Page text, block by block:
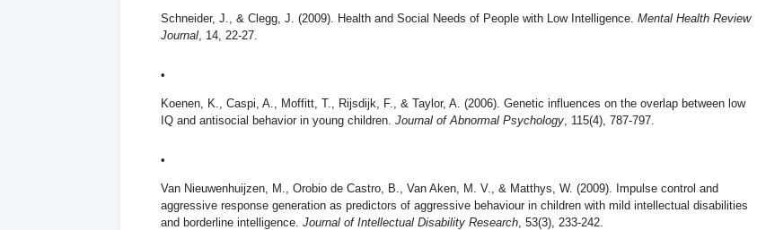
Schneider, J., & Clegg, J. (2009). Health and Social Needs of People with Low Intelligence. Mental Health Review
Journal , 14, 22-27.
Koenen, K., Caspi, A., Moffitt, T., Rijsdijk, F., & Taylor, A. (2006). Genetic influences on the overlap between low
IQ and antisocial behavior in young children. Journal of Abnormal Psychology , 115(4), 787-797.
Van Nieuwenhuijzen, M., Orobio de Castro, B., Van Aken, M. V., & Matthys, W. (2009). Impulse control and
aggressive response generation as predictors of aggressive behaviour in children with mild intellectual disabilities
and borderline intelligence. Journal of Intellectual Disability Research , 53(3), 233-242.